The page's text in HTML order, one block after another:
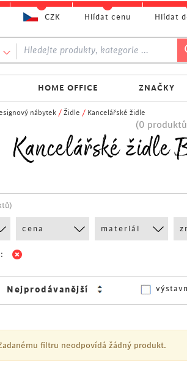
nábytek / Židle / Kancelářské židle
(0
Kancelářské židle
cena materiál
filtru neodpovídá žádný produkt.
HOME OFFICE ZNAČKY
CZK Hlídat cenu Hlídat